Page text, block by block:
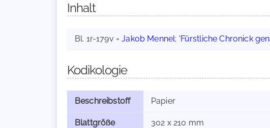
Inhalt
Bl. 1r-179v =Jakob Mennel: 'Fürstliche Chronick
Kodikologie
Beschreibstoff Papier
Blattgröße 302 x 210 mm